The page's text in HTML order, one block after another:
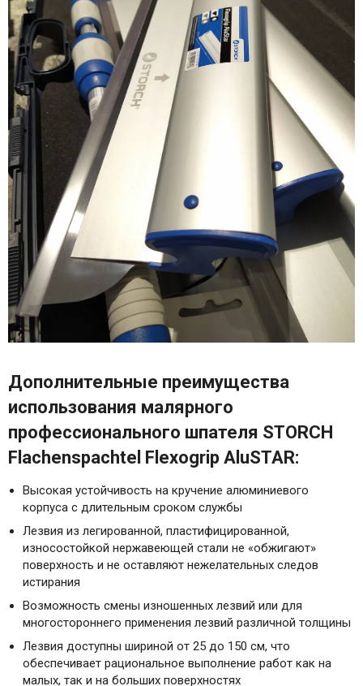
Дополнительные преимущества
использования малярного
профессионального шпателя STORCH
Flachenspachtel Flexogrip AluSTAR:
Высокая устойчивость на кручение алюминиевого
корпуса с длительным сроком службы
Лезвия из легированной, пластифицированной,
износостойкой нержавеющей стали не «обжигают»
поверхность и не оставляют нежелательных следов
истирания
Возможность смены изношенных лезвий или для
многостороннего применения лезвий различной толщины
Лезвия доступны шириной от 25 до 150 см, что
обеспечивает рациональное выполнение работ как на
малых, так и на больших поверхностях